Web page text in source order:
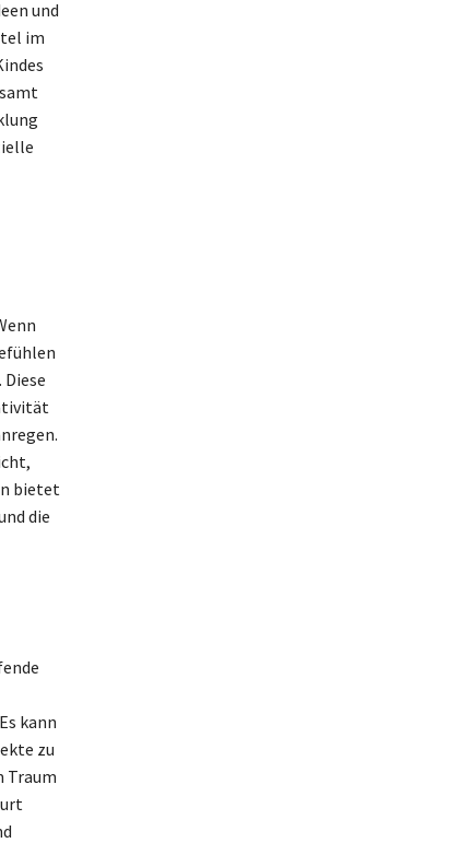
und
im
bietet
die
kann
zu
Traum